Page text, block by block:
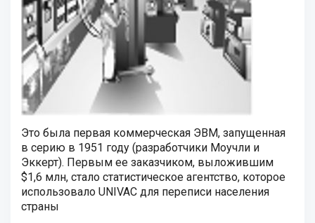
Это была первая коммерческая ЭВМ, запущенная
в серию в 1951 году (разработчики Моучли и
Эккерт). Первым ее заказчиком, выложившим
$1,6 млн, стало статистическое агентство, которое
использовало UNIVAC для переписи населения
страны